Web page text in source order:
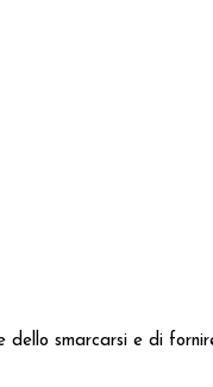
smarcarsi e di